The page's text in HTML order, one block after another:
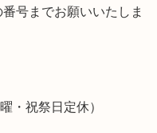
号までお願いいたしま
・祝祭日定休）